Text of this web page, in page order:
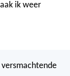
ik weer